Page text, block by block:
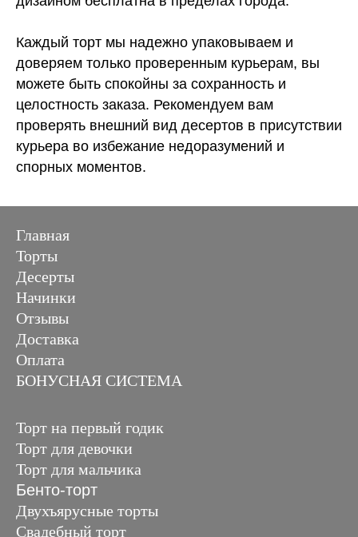
Каждый торт мы надежно упаковываем и
доверяем только проверенным курьерам, вы
можете быть спокойны за сохранность и
целостность заказа. Рекомендуем вам
проверять внешний вид десертов в присутствии
курьера во избежание недоразумений и
спорных моментов.
Главная
Торты
Десерты
Начинки
Отзывы
Доставка
Оплата
БОНУСНАЯ СИСТЕМА
Торт на первый годик
Торт для девочки
Торт для мальчика
Бенто-торт
Двухъярусные торты
Свадебный торт